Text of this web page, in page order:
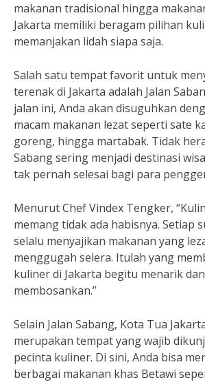
makanan tradisional hingga
Jakarta memiliki beragam pilihan
memanjakan lidah siapa saja.
Salah satu tempat favorit untuk
terenak di Jakarta adalah Jalan
jalan ini, Anda akan disuguhkan
macam makanan lezat seperti sate
goreng, hingga martabak. Tidak
Sabang sering menjadi destinasi
tak pernah selesai bagi para
Menurut Chef Vindex Tengker,
memang tidak ada habisnya. Setiap
selalu menyajikan makanan yang
menggugah selera. Itulah yang
kuliner di Jakarta begitu menarik
membosankan.”
Selain Jalan Sabang, Kota Tua
merupakan tempat yang wajib
pecinta kuliner. Di sini, Anda bisa
berbagai makanan khas Betawi